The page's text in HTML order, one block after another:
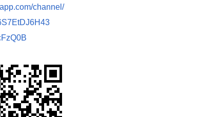
channel/